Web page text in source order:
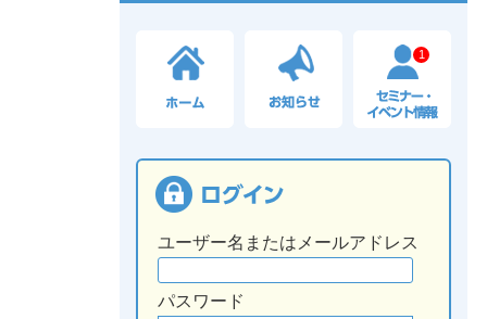
1
ユーザー名またはメールアドレス
パスワード